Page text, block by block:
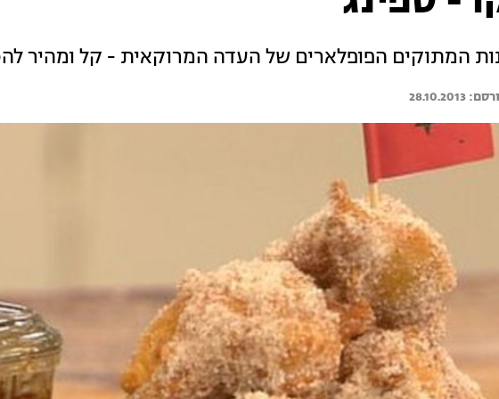
המתוקים הפופלארים של העדה המרוקאית - קל ומהיר
28.10.2013